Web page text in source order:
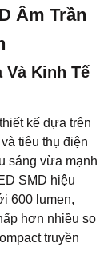
hơn nhiều so
truyền
trì hiệu suất
năng trong
nhờ khả năng
người dùng có
đặc biệt
gian như văn
âm trần còn
năng lượng
đèn LED